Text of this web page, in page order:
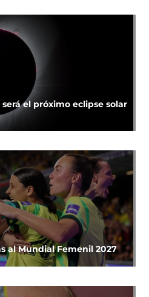
el próximo eclipse solar
al Mundial Femenil 2027